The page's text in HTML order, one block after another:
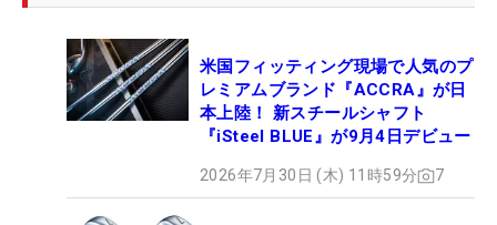
米国フィッティング現場で人気のプ
レミアムブランド『ACCRA』が日
本上陸！ 新スチールシャフト
『iSteel BLUE』が9月4日デビュー
2026年7月30日 (木) 11時59分 7